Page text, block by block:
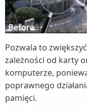
Pozwala to
zależności od karty
komputerze,
poprawnego
pamięci.